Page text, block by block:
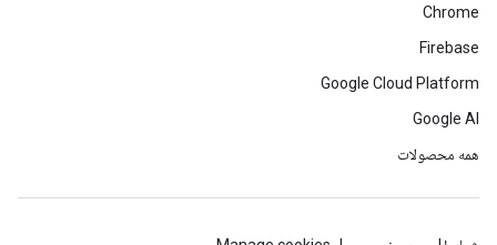
Chrome
Firebase
Google Cloud Platform
Google AI
همه محصولات